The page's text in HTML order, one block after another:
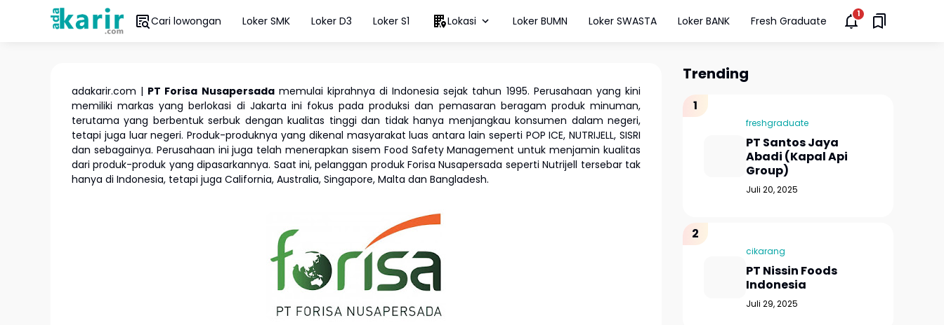
Cari lowongan Loker SMK Loker D3 Loker S1 Lokasi Loker BUMN Loker SWASTA Loker BANK Fresh Graduate
adakarir.com | PT Forisa Nusapersadamemulai kiprahnya di Indonesia sejak tahun 1995. Perusahaan yang kini
memiliki markas yang berlokasi di Jakarta ini fokus pada produksi dan pemasaran beragam produk minuman,
terutama yang berbentuk serbuk dengan kualitas tinggi dan tidak hanya menjangkau konsumen dalam negeri,
tetapi juga luar negeri. Produk-produknya yang dikenal masyarakat luas antara lain seperti POP ICE, NUTRIJELL, SISRI
dan sebagainya. Perusahaan ini juga telah menerapkan sisem Food Safety Management untuk menjamin kualitas
dari produk-produk yang dipasarkannya. Saat ini, pelanggan produk Forisa Nusapersada seperti Nutrijell tersebar tak
hanya di Indonesia, tetapi juga California, Australia, Singapore, Malta dan Bangladesh.
Trending
freshgraduate
PT Santos Jaya
Abadi (Kapal Api
Group)
Juli 20, 2025
cikarang
PT Nissin Foods
Indonesia
Juli 29, 2025